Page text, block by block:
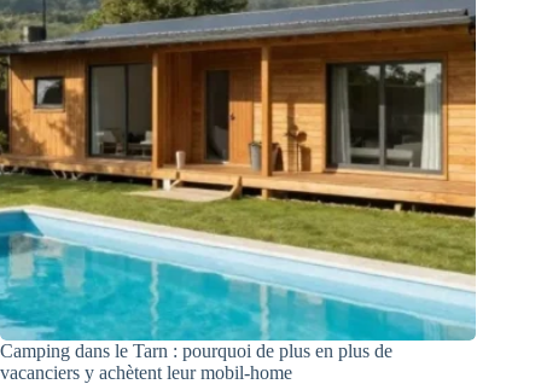
Camping dans le Tarn : pourquoi de plus en plus de
vacanciers y achètent leur mobil-home